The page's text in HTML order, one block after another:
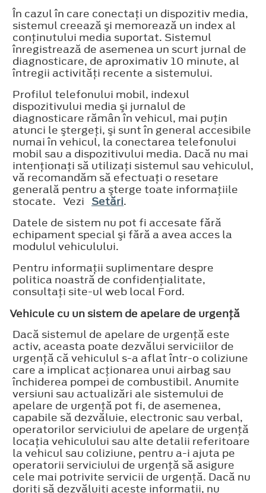
În cazul în care conectaţi un dispozitiv media,
sistemul creează şi memorează un index al
conţinutului media suportat. Sistemul
înregistrează de asemenea un scurt jurnal de
diagnosticare, de aproximativ 10 minute, al
întregii activităţi recente a sistemului.
Profilul telefonului mobil, indexul
dispozitivului media şi jurnalul de
diagnosticare rămân în vehicul, mai puţin
atunci le ştergeţi, şi sunt în general accesibile
numai în vehicul, la conectarea telefonului
mobil sau a dispozitivului media. Dacă nu mai
intenţionaţi să utilizaţi sistemul sau vehiculul,
vă recomandăm să efectuaţi o resetare
generală pentru a şterge toate informaţiile
stocate. Vezi Setări.
Datele de sistem nu pot fi accesate fără
echipament special şi fără a avea acces la
modulul vehiculului.
Pentru informaţii suplimentare despre
politica noastră de confidenţialitate,
consultaţi site-ul web local Ford.
Vehicule cu un sistem de apelare de urgenţă
Dacă sistemul de apelare de urgenţă este
activ, aceasta poate dezvălui serviciilor de
urgenţă că vehiculul s-a aflat într-o coliziune
care a implicat acţionarea unui airbag sau
închiderea pompei de combustibil. Anumite
versiuni sau actualizări ale sistemului de
apelare de urgenţă pot fi, de asemenea,
capabile să dezvăluie, electronic sau verbal,
operatorilor serviciului de apelare de urgenţă
locaţia vehiculului sau alte detalii referitoare
la vehicul sau coliziune, pentru a-i ajuta pe
operatorii serviciului de urgenţă să asigure
cele mai potrivite servicii de urgenţă. Dacă nu
doriţi să dezvăluiţi aceste informaţii, nu